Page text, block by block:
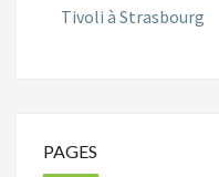
Tivoli à Strasbourg
PAGES